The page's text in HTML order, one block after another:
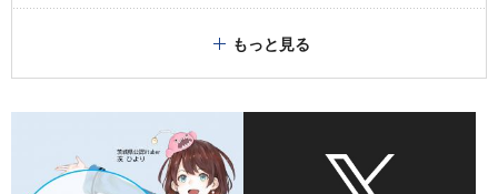
もっと見る